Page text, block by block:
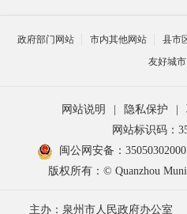
政府部门网站 市内其他网站 县市
友好城
网站说明 隐私保护
网站标识码：
闽公网安备：
版权所有：© Quanzhou
主办：泉州市人民政府办公室